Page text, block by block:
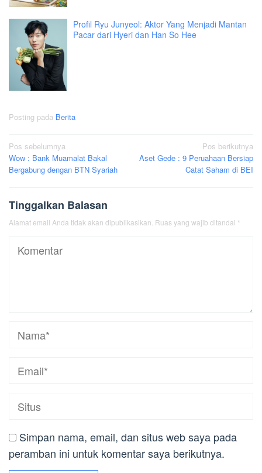
Profil Ryu Junyeol: Aktor Yang Menjadi Mantan
Pacar dari Hyeri dan Han So Hee
Posting pada Berita
Navigasi
pos
Pos sebelumnya
Wow : Bank Muamalat Bakal
Bergabung dengan BTN Syariah
Pos berikutnya
Aset Gede : 9 Peruahaan Bersiap
Catat Saham di BEI
Tinggalkan Balasan
Alamat email Anda tidak akan dipublikasikan. Ruas yang wajib ditandai *
Simpan nama, email, dan situs web saya pada
peramban ini untuk komentar saya berikutnya.